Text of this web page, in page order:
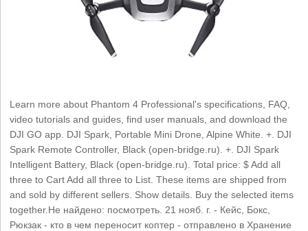
Learn more about Phantom 4 Professional's specifications, FAQ,
video tutorials and guides, find user manuals, and download the
DJI GO app. DJI Spark, Portable Mini Drone, Alpine White. +. DJI
Spark Remote Controller, Black (open-bridge.ru). +. DJI Spark
Intelligent Battery, Black (open-bridge.ru). Total price: $ Add all
three to Cart Add all three to List. These items are shipped from
and sold by different sellers. Show details. Buy the selected items
together.Не найдено: посмотреть. 21 нояб. г. - Кейс, Бокс,
Рюкзак - кто в чем переносит коптер - отправлено в Хранение